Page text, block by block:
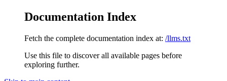
Documentation Index
Fetch the complete documentation index at: /llms.txt
Use this file to discover all available pages before
exploring further.